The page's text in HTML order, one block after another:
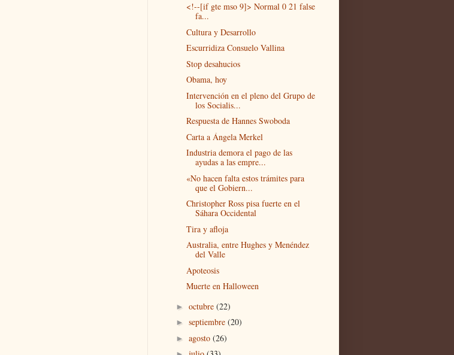
<!--[if gte mso 9]> Normal 0 21 false
fa...
Cultura y Desarrollo
Escurridiza Consuelo Vallina
Stop desahucios
Obama, hoy
Intervención en el pleno del Grupo de
los Socialis...
Respuesta de Hannes Swoboda
Carta a Ángela Merkel
Industria demora el pago de las
ayudas a las empre...
«No hacen falta estos trámites para
que el Gobiern...
Christopher Ross pisa fuerte en el
Sáhara Occidental
Tira y afloja
Australia, entre Hughes y Menéndez
del Valle
Apoteosis
Muerte en Halloween
► octubre (22)
► septiembre (20)
► agosto (26)